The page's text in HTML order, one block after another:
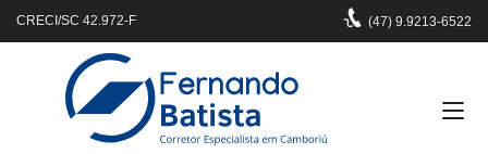
CRECI/SC 42.972-F (47) 9.9213-6522